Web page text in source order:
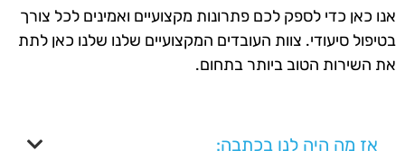
אנו כאן כדי לספק לכם פתרונות מקצועיים ואמינים לכל צורך
בטיפול סיעודי. צוות העובדים המקצועיים שלנו שלנו כאן לתת
את השירות הטוב ביותר בתחום.
אז מה היה לנו בכתבה: